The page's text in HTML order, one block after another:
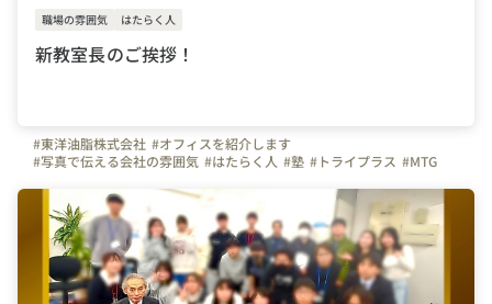
職場の雰囲気 はたらく人
新教室長のご挨拶！
#東洋油脂株式会社 #オフィスを紹介します
#写真で伝える会社の雰囲気 #はたらく人 #塾 #トライプラス #MTG